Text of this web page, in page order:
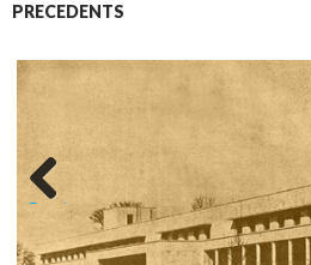
PRECEDENTS
Previo